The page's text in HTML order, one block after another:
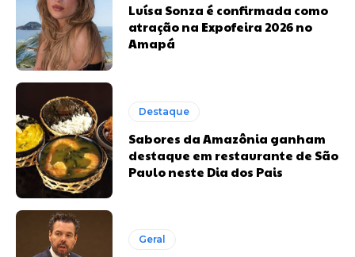
Luísa Sonza é confirmada como
atração na Expofeira 2026 no
Amapá
Destaque
Sabores da Amazônia ganham
destaque em restaurante de São
Paulo neste Dia dos Pais
Geral